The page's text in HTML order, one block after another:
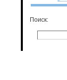
Поиск: